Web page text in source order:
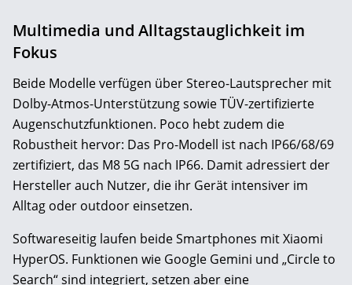
Multimedia und Alltagstauglichkeit im
Fokus
Beide Modelle verfügen über Stereo-Lautsprecher mit
Dolby-Atmos-Unterstützung sowie TÜV-zertifizierte
Augenschutzfunktionen. Poco hebt zudem die
Robustheit hervor: Das Pro-Modell ist nach IP66/68/69
zertifiziert, das M8 5G nach IP66. Damit adressiert der
Hersteller auch Nutzer, die ihr Gerät intensiver im
Alltag oder outdoor einsetzen.
Softwareseitig laufen beide Smartphones mit Xiaomi
HyperOS. Funktionen wie Google Gemini und „Circle to
Search“ sind integriert, setzen aber eine